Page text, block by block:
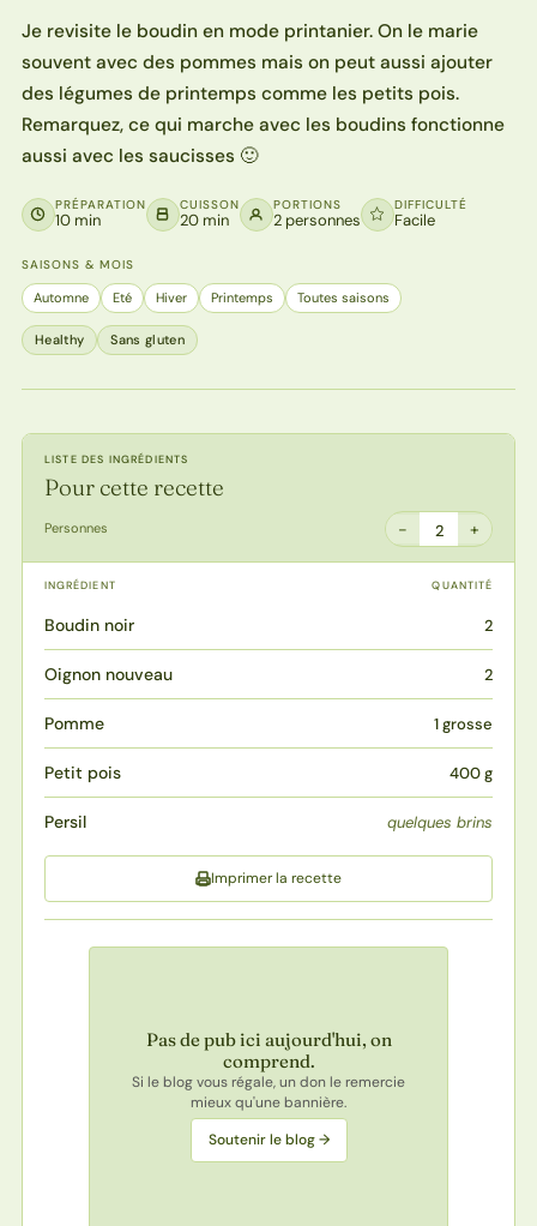
Je revisite le boudin en mode printanier. On le marie
souvent avec des pommes mais on peut aussi ajouter
des légumes de printemps comme les petits pois.
Remarquez, ce qui marche avec les boudins fonctionne
aussi avec les saucisses 🙂
PRÉPARATION
10 min
CUISSON
20 min
PORTIONS
2 personnes
DIFFICULTÉ
Facile
SAISONS & MOIS
Automne Eté Hiver Printemps Toutes saisons
Healthy Sans gluten
LISTE DES INGRÉDIENTS
Pour cette recette
Personnes − 2 +
INGRÉDIENT QUANTITÉ
Boudin noir 2
Oignon nouveau 2
Pomme 1 grosse
Petit pois 400 g
Persil quelques brins
Imprimer la recette
Pas de pub ici aujourd'hui, on
comprend.
Si le blog vous régale, un don le remercie
mieux qu'une bannière.
Soutenir le blog →